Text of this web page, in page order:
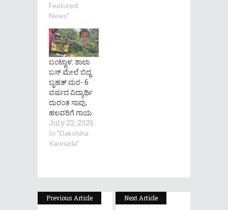
Featured
News"
ಬಂಟ್ವಾಳ: ಶಾಲಾ
ಬಸ್ ಮೇಲೆ ಬಿದ್ದ
ಬೃಹತ್ ಮರ- 6
ವರ್ಷದ ವಿದ್ಯಾರ್ಥಿ
ದುರಂತ ಸಾವು,
ಹಲವರಿಗೆ ಗಾಯ
July 22, 2026
In "Dakshina
Kannada"
Previous Article Next Article